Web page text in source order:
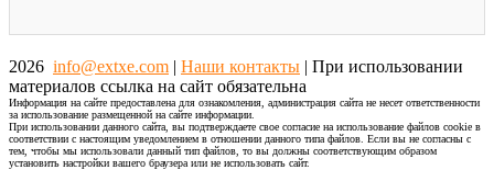
2026 info@extxe.com | Наши контакты | При использовании
материалов ссылка на сайт обязательна
Информация на сайте предоставлена для ознакомления, администрация сайта не несет ответственности
за использование размещенной на сайте информации.
При использовании данного сайта, вы подтверждаете свое согласие на использование файлов cookie в
соответствии с настоящим уведомлением в отношении данного типа файлов. Если вы не согласны с
тем, чтобы мы использовали данный тип файлов, то вы должны соответствующим образом
установить настройки вашего браузера или не использовать сайт.